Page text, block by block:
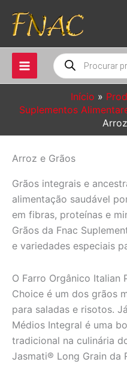
para
conteúdo
Pesquisar
produtos
Início
Suplementos
Arroz e Grãos
Grãos integrais e
alimentação saudável
em fibras, proteínas e
Grãos da Fnac
e variedades especiais
O Farro Orgânico Italian
Choice é um dos grãos
para saladas e risotos.
Médios Integral é uma
tradicional na culinária
Jasmati® Long Grain da